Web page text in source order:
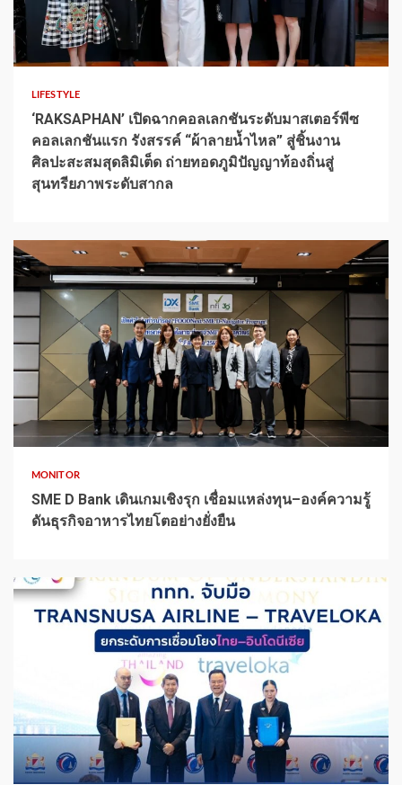
1 min read
LIFESTYLE
‘RAKSAPHAN’ เปิดฉากคอลเลกชันระดับมาสเตอร์พีซ
คอลเลกชันแรก รังสรรค์ “ผ้าลายน้ำไหล” สู่ชิ้นงาน
ศิลปะสะสมสุดลิมิเต็ด ถ่ายทอดภูมิปัญญาท้องถิ่นสู่
สุนทรียภาพระดับสากล
1 min read
MONITOR
SME D Bank เดินเกมเชิงรุก เชื่อมแหล่งทุน–องค์ความรู้
ดันธุรกิจอาหารไทยโตอย่างยั่งยืน
1 min read